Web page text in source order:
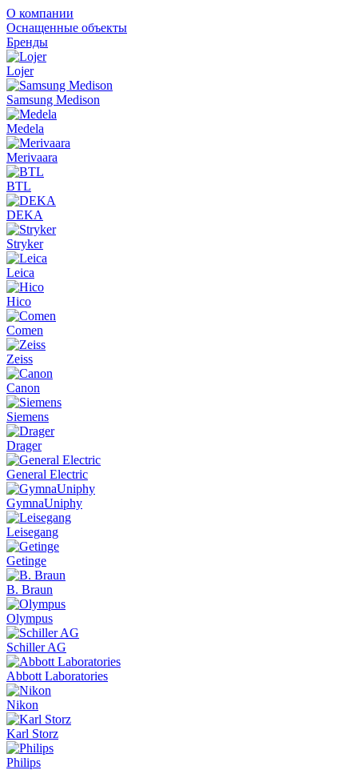
О компании
Оснащенные объекты
Бренды
Lojer
Samsung Medison
Medela
Merivaara
BTL
DEKA
Stryker
Leica
Hico
Comen
Zeiss
Canon
Siemens
Drager
General Electric
GymnaUniphy
Leisegang
Getinge
B. Braun
Olympus
Schiller AG
Abbott Laboratories
Nikon
Karl Storz
Philips